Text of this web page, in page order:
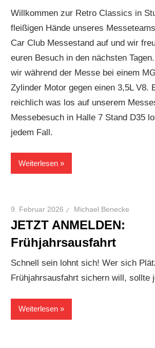
Willkommen zur Retro Classics in
fleißigen Hände unseres
Car Club Messestand auf und wir
euren Besuch in den nächsten
wir während der Messe bei einem
Zylinder Motor gegen einen 3,5L V8.
reichlich was los auf unserem
Messebesuch in Halle 7 Stand D35
jedem Fall.
Weiterlesen
9. Februar 2026 Michael Benecke
JETZT ANMELDEN:
Frühjahrsausfahrt
Schnell sein lohnt sich! Wer sich
Frühjahrsausfahrt sichern will, sollte
Weiterlesen